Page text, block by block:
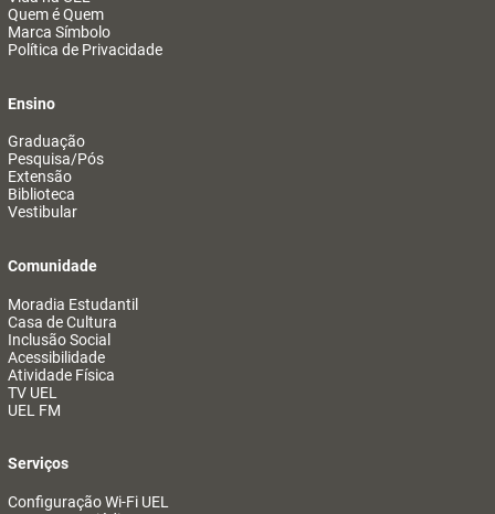
Quem é Quem
Marca Símbolo
Política de Privacidade
Ensino
Graduação
Pesquisa/Pós
Extensão
Biblioteca
Vestibular
Comunidade
Moradia Estudantil
Casa de Cultura
Inclusão Social
Acessibilidade
Atividade Física
TV UEL
UEL FM
Serviços
Configuração Wi-Fi UEL